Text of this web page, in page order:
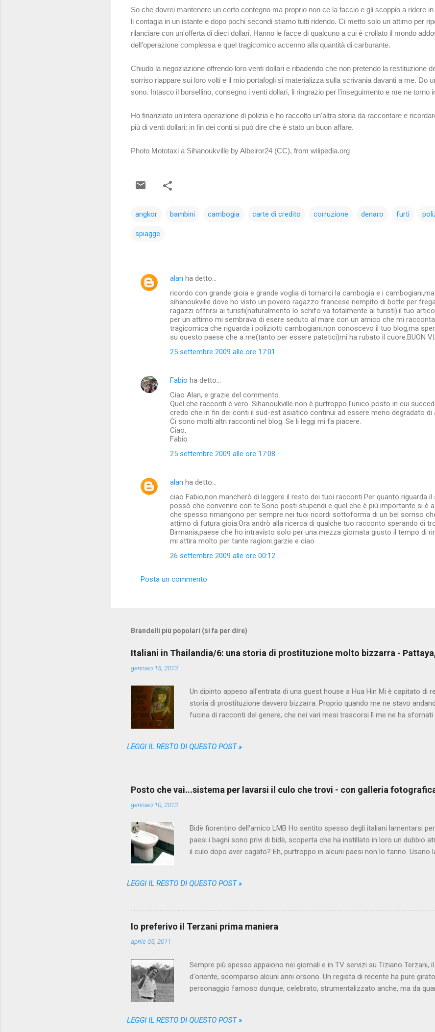
So che dovrei mantenere un certo contegno ma proprio non ce la faccio e gli scoppio a ridere
li contagia in un istante e dopo pochi secondi stiamo tutti ridendo. Ci metto solo un attimo per
rilanciare con un'offerta di dieci dollari. Hanno le facce di qualcuno a cui è crollato il mondo
dell'operazione complessa e quel tragicomico accenno alla quantità di carburante.
Chiudo la negoziazione offrendo loro venti dollari e ribadendo che non pretendo la restituzione
sorriso riappare sui loro volti e il mio portafogli si materializza sulla scrivania davanti a me. Do
sono. Intasco il borsellino, consegno i venti dollari, li ringrazio per l'inseguimento e me ne torno
Ho finanziato un'intera operazione di polizia e ho raccolto un'altra storia da raccontare e
più di venti dollari: in fin dei conti si può dire che è stato un buon affare.
Photo Mototaxi a Sihanoukville by Albeiror24 (CC), from wilipedia.org
angkor bambini cambogia carte di credito corruzione denaro furti
spiagge
C
i
alan ha detto…
ricordo con grande gioia e grande voglia di tornarci la cambogia e i
sihanoukville dove ho visto un povero ragazzo francese riempito di botte per
ragazzi offrirsi ai turisti(naturalmento lo schifo va totalmente ai turisti).il tuo
per un attimo mi sembrava di esere seduto al mare con un amico che mi
tragicomica che riguarda i poliziotti cambogiani.non conoscevo il tuo blog,ma
su questo paese che a me(tanto per essere patetici)mi ha rubato il cuore.BUON
25 settembre 2009 alle ore 17:01
Fabio ha detto…
Ciao Alan, e grazie del commento.
Quel che racconti è vero. Sihanoukville non è purtroppo l'unico posto in cui
credo che in fin dei conti il sud-est asiatico continui ad essere meno degradato di
Ci sono molti altri racconti nel blog. Se li leggi mi fa piacere.
Ciao,
Fabio
25 settembre 2009 alle ore 17:08
alan ha detto…
ciao Fabio,non mancherò di leggere il resto dei tuoi racconti.Per quanto riguarda
possò che convenire con te.Sono posti stupendi e quel che è più importante si è
che spesso rimangono per sempre nei tuoi ricordi sottoforma di un bel sorriso
attimo di futura gioia.Ora andrò alla ricerca di qualche tuo racconto sperando di
Birmania,paese che ho intravisto solo per una mezza giornata giusto il tempo di
mi attira molto per tante ragioni.garzie e ciao
26 settembre 2009 alle ore 00:12
Posta un commento
Brandelli più popolari (si fa per dire)
Italiani in Thailandia/6: una storia di prostituzione molto bizzarra -
gennaio 15, 2013
Un dipinto appeso all'entrata di una guest house a Hua Hin Mi è capitato di
storia di prostituzione davvero bizzarra. Proprio quando me ne stavo
fucina di racconti del genere, che nei vari mesi trascorsi lì me ne ha
l'appunto chiameremo PA, da Puttaniere-Anonimo, un bel giorno scende
queste parti. Non è una missione tranquilla però, come qualcuno di noi
far due passi, imbattersi nella prima delle migliaia di occasioni offerte dalla
No, PA è torturato dai dubbi, si arrovella pe...
LEGGI IL RESTO DI QUESTO POST »
Posto che vai...sistema per lavarsi il culo che trovi - con galleria
gennaio 10, 2013
Bidè fiorentino dell'amico LMB Ho sentito spesso degli italiani lamentarsi
paesi i bagni sono privi di bidè, scoperta che ha instillato in loro un dubbio
il culo dopo aver cagato? Eh, purtroppo in alcuni paesi non lo fanno. Usano
scomparsa dei residui di merda si è accompagnata l'apparizione sulla carta
l'assenza del bidè non significa necessariamente che in quel posto non ci
dal cesso. Ecco appunto, sottolineo il prima . In Italia infatti per lavarci
alzarci, fare ...
LEGGI IL RESTO DI QUESTO POST »
Io preferivo il Terzani prima maniera
aprile 05, 2011
Sempre più spesso appaiono nei giornali e in TV servizi su Tiziano Terzani,
d'oriente, scomparso alcuni anni orsono. Un regista di recente ha pure
personaggio famoso dunque, celebrato, strumentalizzato anche, ma da
Repubblica, ma a causa forse del fatto che aveva quasi sempre lavorato
LEGGI IL RESTO DI QUESTO POST »